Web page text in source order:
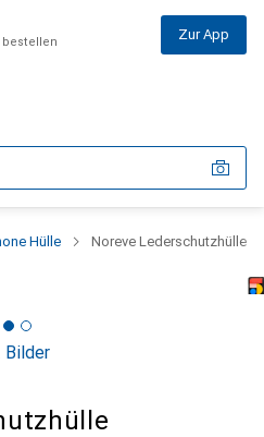
Zur App
Hülle Noreve Lederschutzhülle
Bilder